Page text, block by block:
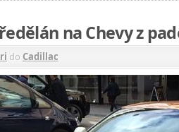
na Chevy z
do Cadillac